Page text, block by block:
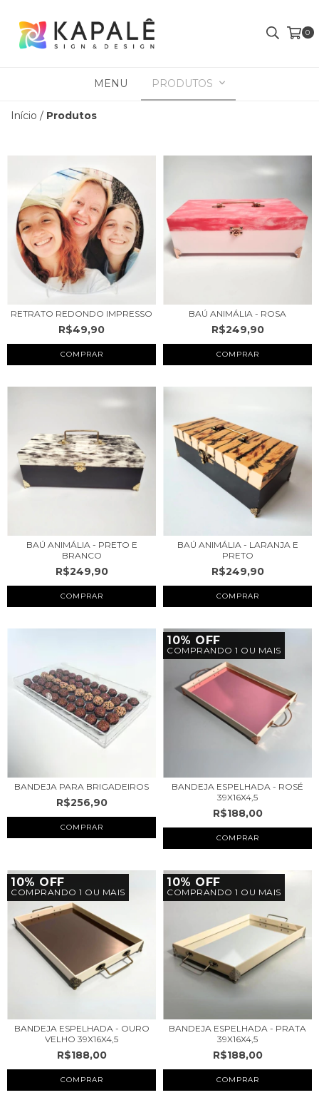
0
MENU PRODUTOS
Início / Produtos
RETRATO REDONDO IMPRESSO
R$49,90
COMPRAR
BAÚ ANIMÁLIA - ROSA
R$249,90
BAÚ ANIMÁLIA - PRETO E
BRANCO
R$249,90
BAÚ ANIMÁLIA - LARANJA E
PRETO
R$249,90
BANDEJA PARA BRIGADEIROS
R$256,90
10% OFF
COMPRANDO 1 OU MAIS
BANDEJA ESPELHADA - ROSÉ
39X16X4,5
R$188,00
10% OFF
COMPRANDO 1 OU MAIS
BANDEJA ESPELHADA - OURO
VELHO 39X16X4,5
R$188,00
10% OFF
COMPRANDO 1 OU MAIS
BANDEJA ESPELHADA - PRATA
39X16X4,5
R$188,00